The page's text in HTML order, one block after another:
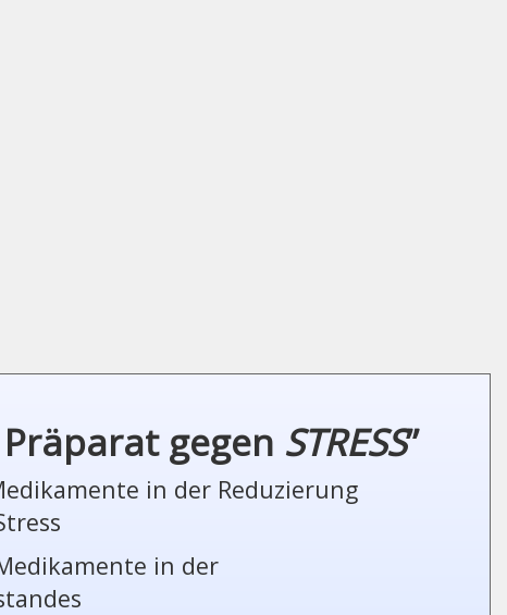
gegen STRESS”
in der Reduzierung
in der